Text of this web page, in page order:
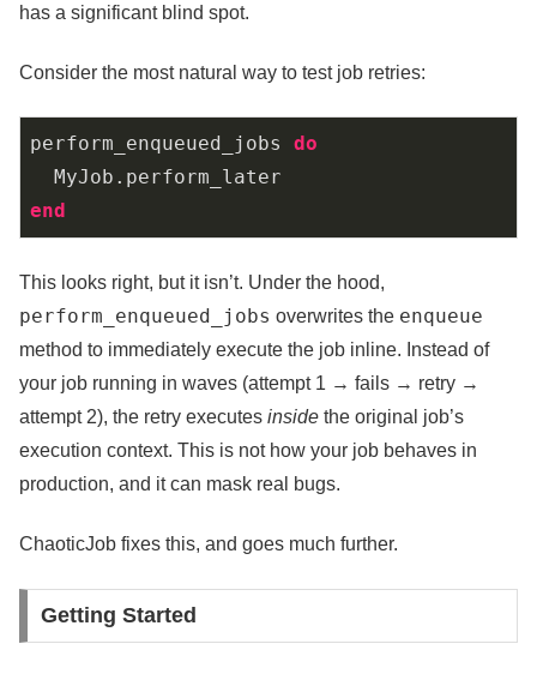
has a significant blind spot.
Consider the most natural way to test job retries:
perform_enqueued_jobs do
MyJob .
end
This looks right, but it isn’t. Under the hood,
perform_enqueued_jobs overwrites the enqueue
method to immediately execute the job inline. Instead of
your job running in waves (attempt 1 → fails → retry →
attempt 2), the retry executes inside the original job’s
execution context. This is not how your job behaves in
production, and it can mask real bugs.
ChaoticJob fixes this, and goes much further.
Getting Started